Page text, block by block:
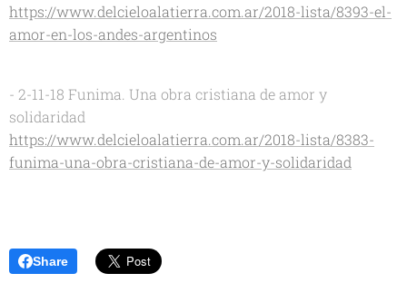
https://www.delcieloalatierra.com.ar/2018-lista/8393-el-
amor-en-los-andes-argentinos
- 2-11-18 Funima. Una obra cristiana de amor y
solidaridad
https://www.delcieloalatierra.com.ar/2018-lista/8383-
funima-una-obra-cristiana-de-amor-y-solidaridad
Share